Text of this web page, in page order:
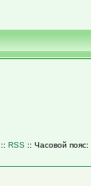
:: RSS :: Часовой пояс: